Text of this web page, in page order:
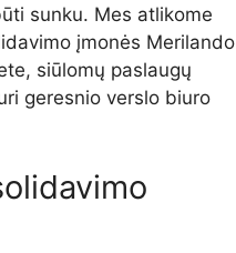
sunku. Mes atlikome
įmonės Merilando
siūlomų paslaugų
geresnio verslo biuro